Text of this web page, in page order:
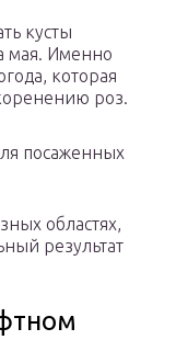
кусты
мая. Именно
которая
роз.
посаженных
областях,
результат